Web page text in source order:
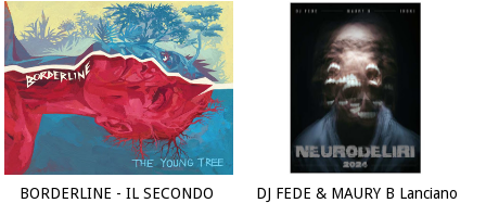
BORDERLINE - IL SECONDO
DJ FEDE & MAURY B Lanciano